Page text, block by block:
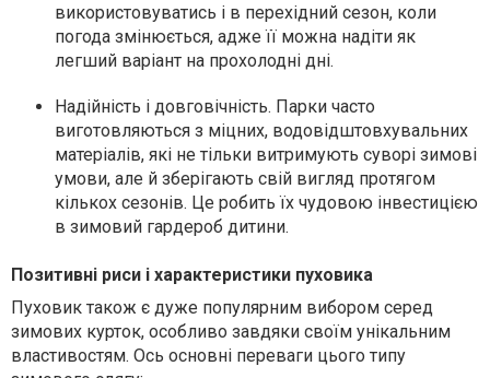
використовуватись і в перехідний сезон, коли
погода змінюється, адже її можна надіти як
легший варіант на прохолодні дні.
Надійність і довговічність. Парки часто
виготовляються з міцних, водовідштовхувальних
матеріалів, які не тільки витримують суворі зимові
умови, але й зберігають свій вигляд протягом
кількох сезонів. Це робить їх чудовою інвестицією
в зимовий гардероб дитини.
Позитивні риси і характеристики пуховика
Пуховик також є дуже популярним вибором серед
зимових курток, особливо завдяки своїм унікальним
властивостям. Ось основні переваги цього типу